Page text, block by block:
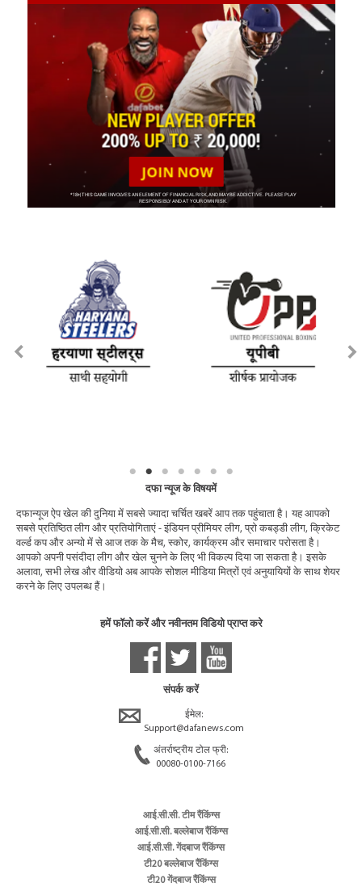
दफा न्यूज के विषयमें
दफान्यूज ऐप खेल की दुनिया में सबसे ज्यादा चर्चित खबरें आप तक पहुंचाता है। यह आपको
सबसे प्रतिष्ठित लीग और प्रतियोगिताएं - इंडियन प्रीमियर लीग, प्रो कबड्डी लीग, क्रिकेट
वर्ल्ड कप और अन्यो में से आज तक के मैच, स्कोर, कार्यक्रम और समाचार परोसता है।
आपको अपनी पसंदीदा लीग और खेल चुनने के लिए भी विकल्प दिया जा सकता है। इसके
अलावा, सभी लेख और वीडियो अब आपके सोशल मीडिया मित्रों एवं अनुयायियों के साथ शेयर
करने के लिए उपलब्ध हैं।
हमें फॉलो करें और नवीनतम विडियो प्राप्त करे
संपर्क करें
ईमेल:
Support@dafanews.com
अंतर्राष्ट्रीय टोल फ्री:
00080-0100-7166
आई.सी.सी. टीम रैंकिंग्स
आई.सी.सी. बल्लेबाज रैंकिंग्स
आई.सी.सी. गेंदबाज रैंकिंग्स
टी20 बल्लेबाज रैंकिंग्स
टी20 गेंदबाज रैंकिंग्स